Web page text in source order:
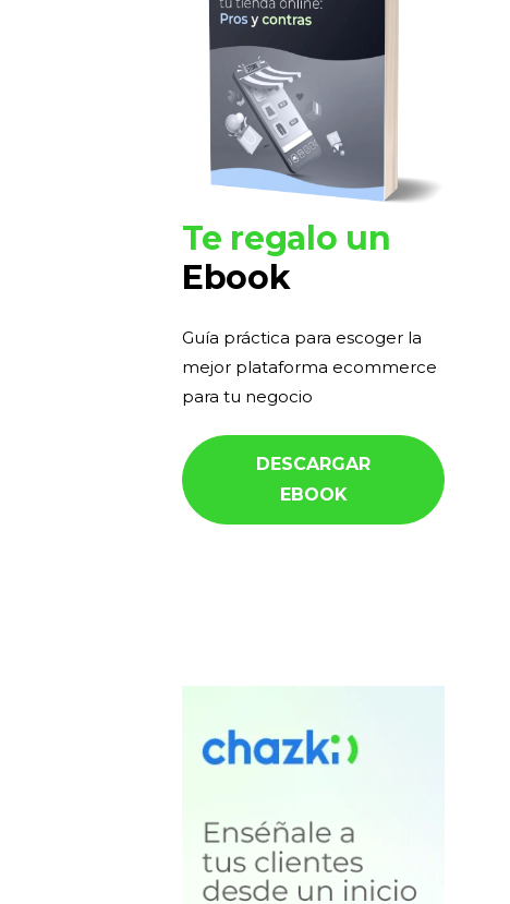
Te regalo un
Ebook
Guía práctica para escoger la
mejor plataforma ecommerce
para tu negocio
DESCARGAR
EBOOK